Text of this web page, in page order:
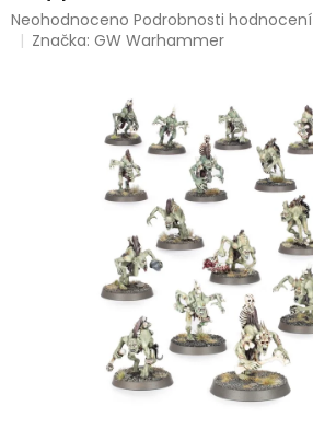
Průměrné
hodnocení
Neohodnoceno Podrobnosti hodnocení
Značka:GW Warhammer